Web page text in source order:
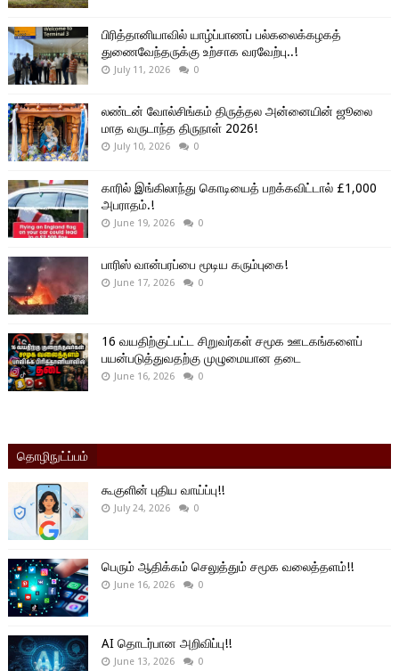
பிரித்தானியாவில் யாழ்ப்பாணப் பல்கலைக்கழகத்
துணைவேந்தருக்கு உற்சாக வரவேற்பு..!
July 11, 2026 0
லண்டன் வோல்சிங்கம் திருத்தல அன்னையின் ஜூலை
மாத வருடாந்த திருநாள் 2026!
July 10, 2026 0
காரில் இங்கிலாந்து கொடியைத் பறக்கவிட்டால் £1,000
அபராதம்.!
June 19, 2026 0
பாரிஸ் வான்பரப்பை மூடிய கரும்புகை!
June 17, 2026 0
16 வயதிற்குட்பட்ட சிறுவர்கள் சமூக ஊடகங்களைப்
பயன்படுத்துவதற்கு முழுமையான தடை
June 16, 2026 0
தொழிநுட்ப்பம்
கூகுளின் புதிய வாய்ப்பு!!
July 24, 2026 0
பெரும் ஆதிக்கம் செலுத்தும் சமூக வலைத்தளம்!!
June 16, 2026 0
AI தொடர்பான அறிவிப்பு!!
June 13, 2026 0